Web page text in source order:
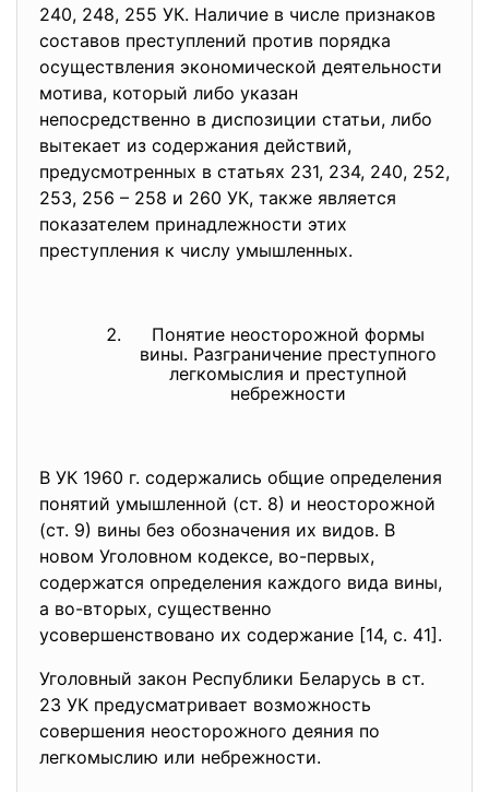
240, 248, 255 УК. Наличие в числе признаков
составов преступлений против порядка
осуществления экономической деятельности
мотива, который либо указан
непосредственно в диспозиции статьи, либо
вытекает из содержания действий,
предусмотренных в статьях 231, 234, 240, 252,
253, 256 – 258 и 260 УК, также является
показателем принадлежности этих
преступления к числу умышленных.
Понятие неосторожной формы
вины. Разграничение преступного
легкомыслия и преступной
небрежности
В УК 1960 г. содержались общие определения
понятий умышленной (ст. 8) и неосторожной
(ст. 9) вины без обозначения их видов. В
новом Уголовном кодексе, во-первых,
содержатся определения каждого вида вины,
а во-вторых, существенно
усовершенствовано их содержание [14, с. 41].
Уголовный закон Республики Беларусь в ст.
23 УК предусматривает возможность
совершения неосторожного деяния по
легкомыслию или небрежности.